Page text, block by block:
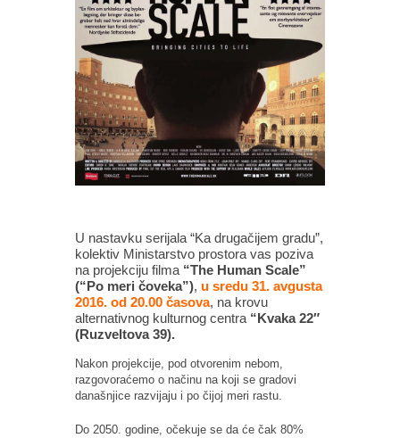
U nastavku serijala “Ka drugačijem gradu”,
kolektiv Ministarstvo prostora vas poziva
na projekciju filma “The Human Scale”
(“Po meri čoveka”), u sredu 31. avgusta
2016. od 20.00 časova, na krovu
alternativnog kulturnog centra “Kvaka 22″
(Ruzveltova 39).
Nakon projekcije, pod otvorenim nebom,
razgovoraćemo o načinu na koji se gradovi
današnjice razvijaju i po čijoj meri rastu.
Do 2050. godine, očekuje se da će čak 80%